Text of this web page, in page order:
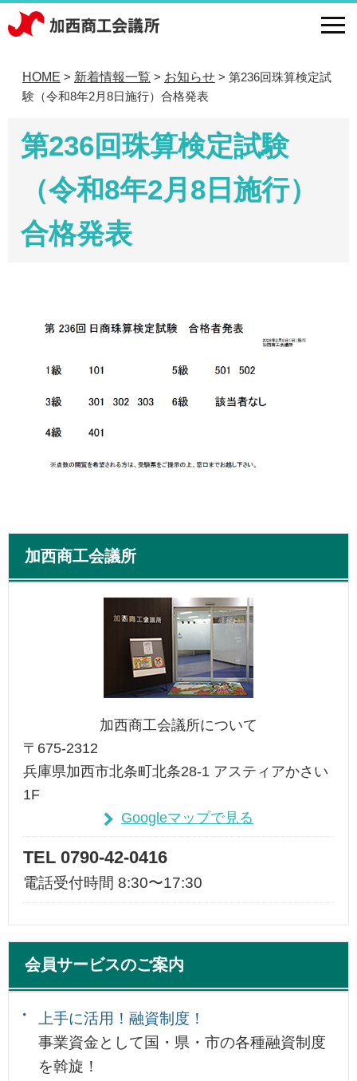
HOME > 新着情報一覧 > お知らせ > 第236回珠算検定試
験（令和8年2月8日施行）合格発表
第236回珠算検定試験
（令和8年2月8日施行）
合格発表
加西商工会議所
加西商工会議所について
〒675-2312
兵庫県加西市北条町北条28-1 アスティアかさい
1F
Googleマップで見る
TEL 0790-42-0416
電話受付時間 8:30〜17:30
会員サービスのご案内
上手に活用！融資制度！
事業資金として国・県・市の各種融資制度
を斡旋！